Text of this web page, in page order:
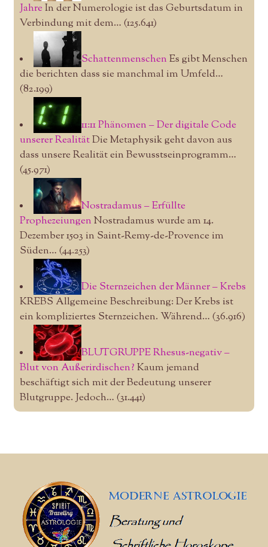
JahreIn der Numerologie ist das Geburtsdatum in
Verbindung mit dem… (125.641)
SchattenmenschenEs gibt Menschen
die berichten dass sie manchmal im Umfeld…
(82.199)
11:11 Phänomen – Der digitale Code
unserer RealitätDie Metaphysik geht davon aus
dass unsere Realität ein Bewusstseinprogramm…
(45.971)
Nostradamus – Erfüllte
ProphezeiungenNostradamus wurde am 14.
Dezember 1503 in Saint-Remy-de-Provence im
Süden… (44.253)
Die Sternzeichen der Männer – Krebs
KREBS Allgemeine Beschreibung: Der Krebs ist
ein kompliziertes Sternzeichen. Während… (36.916)
BLUTGRUPPE Rhesus-negativ –
Blut von Außerirdischen? Kaum jemand
beschäftigt sich mit der Bedeutung unserer
Blutgruppe. Jedoch… (31.441)